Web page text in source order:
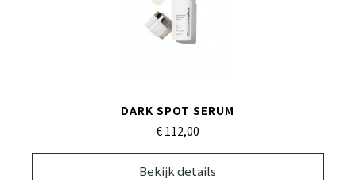
DARK SPOT SERUM
€ 112,00
Bekijk details